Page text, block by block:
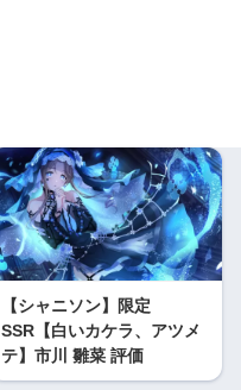
【シャニソン】限定
SSR【白いカケラ、アツメ
テ】市川 雛菜 評価